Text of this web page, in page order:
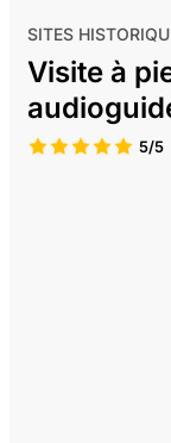
SITES
Visite à
5/5